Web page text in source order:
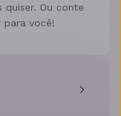
quiser. Ou conte
para você!